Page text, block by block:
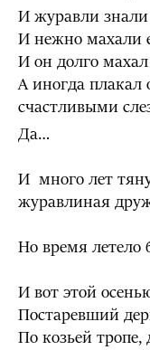
И журавли знали
И нежно махали
И он долго
А иногда
счастливыми
Да…
И много лет
журавлиная
Но время летело
И вот этой
Постаревший
По козьей